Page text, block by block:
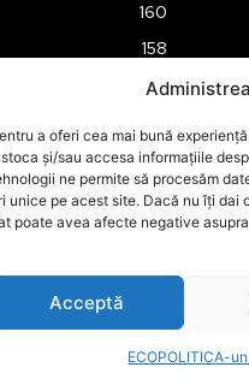
a oferi cea mai bună
și/sau accesa informațiile
ne permite să procesăm
unice pe acest site. Dacă nu îți dai
poate avea afecte negative
Acceptă
ECOPOLITICA-
160
158
157
149